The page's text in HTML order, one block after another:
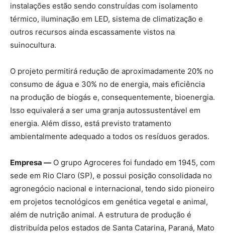
instalações estão sendo construídas com isolamento
térmico, iluminação em LED, sistema de climatização e
outros recursos ainda escassamente vistos na
suinocultura.
O projeto permitirá redução de aproximadamente 20% no
consumo de água e 30% no de energia, mais eficiência
na produção de biogás e, consequentemente, bioenergia.
Isso equivalerá a ser uma granja autossustentável em
energia. Além disso, está previsto tratamento
ambientalmente adequado a todos os resíduos gerados.
Empresa — O grupo Agroceres foi fundado em 1945, com
sede em Rio Claro (SP), e possui posição consolidada no
agronegócio nacional e internacional, tendo sido pioneiro
em projetos tecnológicos em genética vegetal e animal,
além de nutrição animal. A estrutura de produção é
distribuída pelos estados de Santa Catarina, Paraná, Mato